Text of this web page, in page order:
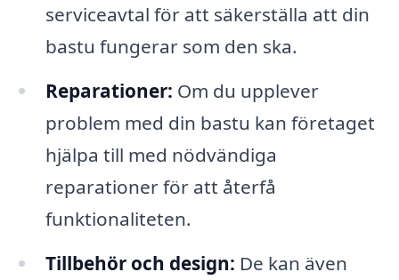
serviceavtal för att säkerställa att din
bastu fungerar som den ska.
Reparationer: Om du upplever
problem med din bastu kan företaget
hjälpa till med nödvändiga
reparationer för att återfå
funktionaliteten.
Tillbehör och design: De kan även